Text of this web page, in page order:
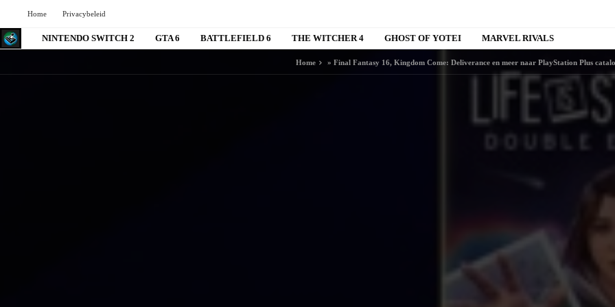
Home Privacybeleid
NINTENDO SWITCH 2 GTA 6 BATTLEFIELD 6 THE WITCHER 4 GHOST OF YOTEI MARVEL RIVALS
Home » Final Fantasy 16, Kingdom Come: Deliverance en meer naar PlayStation Plus